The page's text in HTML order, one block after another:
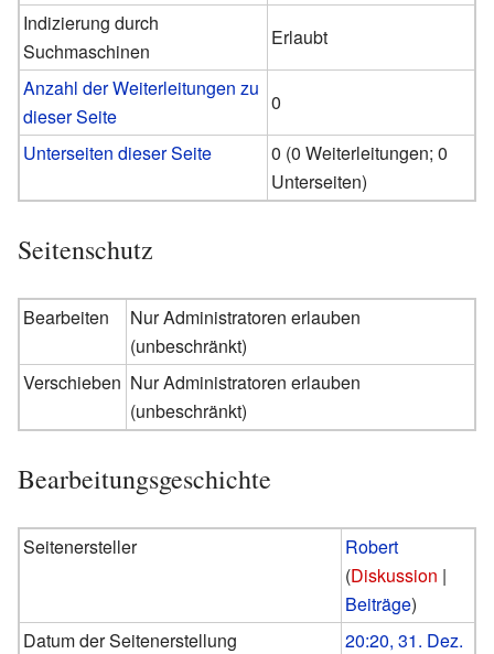
Indizierung durch
Suchmaschinen
Erlaubt
Anzahl der Weiterleitungen zu
dieser Seite
0
Unterseiten dieser Seite
0 (0 Weiterleitungen; 0
Unterseiten)
Seitenschutz
Bearbeiten
Nur Administratoren erlauben
(unbeschränkt)
Verschieben Nur Administratoren erlauben
(unbeschränkt)
Bearbeitungsgeschichte
Seitenersteller
Robert
(Diskussion |
Beiträge)
Datum der Seitenerstellung
20:20, 31. Dez.